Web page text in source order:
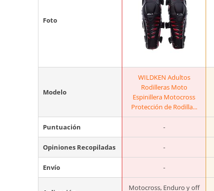
Foto
Modelo
WILDKEN Adultos
Rodilleras Moto
Espinillera Motocross
Protección de Rodilla...
Puntuación -
Opiniones Recopiladas -
Envío -
Motocross, Enduro y off